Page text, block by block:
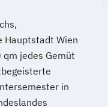
Hauptstadt Wien
jedes Gemüt
in